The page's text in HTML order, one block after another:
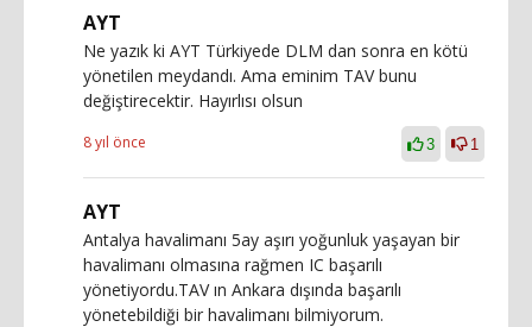
AYT
Ne yazık ki AYT Türkiyede DLM dan sonra en kötü
yönetilen meydandı. Ama eminim TAV bunu
değiştirecektir. Hayırlısı olsun
8 yıl önce 3 1
AYT
Antalya havalimanı 5ay aşırı yoğunluk yaşayan bir
havalimanı olmasına rağmen IC başarılı
yönetiyordu.TAV ın Ankara dışında başarılı
yönetebildiği bir havalimanı bilmiyorum.